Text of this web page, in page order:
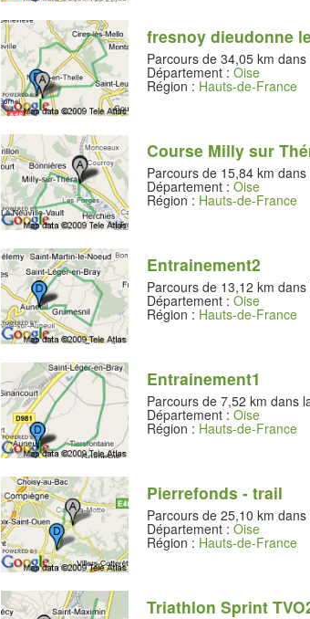
fresnoy dieudonne
Parcours de 34,05 km
Département : Oise
Région : Hauts-de-France
Course Milly sur
Parcours de 15,84 km
Département : Oise
Région : Hauts-de-France
Entrainement2
Parcours de 13,12 km
Département : Oise
Région : Hauts-de-France
Entrainement1
Parcours de 7,52 km dans
Département : Oise
Région : Hauts-de-France
Pierrefonds - trail
Parcours de 25,10 km
Département : Oise
Région : Hauts-de-France
Triathlon Sprint